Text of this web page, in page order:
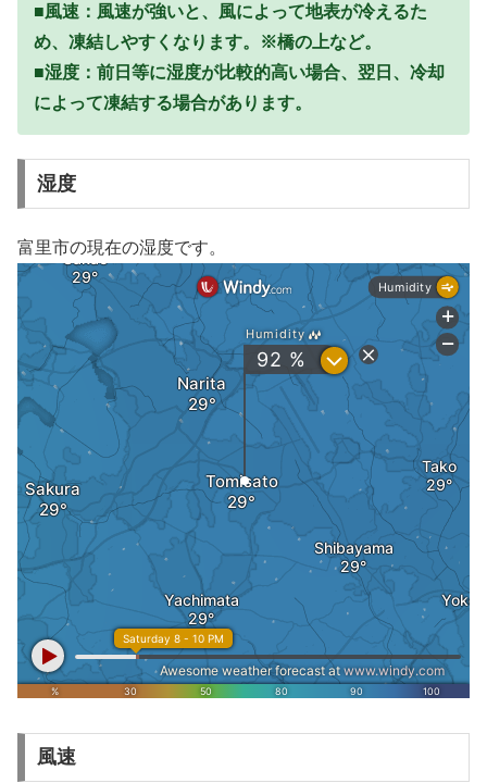
■風速：風速が強いと、風によって地表が冷えるた
め、凍結しやすくなります。※橋の上など。
■湿度：前日等に湿度が比較的高い場合、翌日、冷却
によって凍結する場合があります。
湿度
富里市の現在の湿度です。
風速